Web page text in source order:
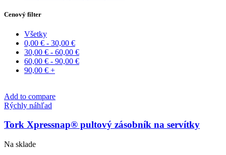
Cenový filter
Všetky
0,00 € - 30,00 €
30,00 € - 60,00 €
60,00 € - 90,00 €
90,00 € +
Add to compare
Rýchly náhľad
Tork Xpressnap® pultový zásobník na servítky
Na sklade